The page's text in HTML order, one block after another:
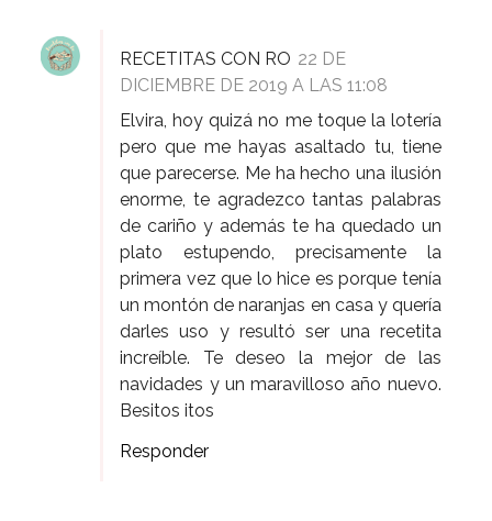
RECETITAS CON RO 22 DE
DICIEMBRE DE 2019 A LAS 11:08
Elvira, hoy quizá no me toque la lotería
pero que me hayas asaltado tu, tiene
que parecerse. Me ha hecho una ilusión
enorme, te agradezco tantas palabras
de cariño y además te ha quedado un
plato estupendo, precisamente la
primera vez que lo hice es porque tenía
un montón de naranjas en casa y quería
darles uso y resultó ser una recetita
increíble. Te deseo la mejor de las
navidades y un maravilloso año nuevo.
Besitos itos
Responder